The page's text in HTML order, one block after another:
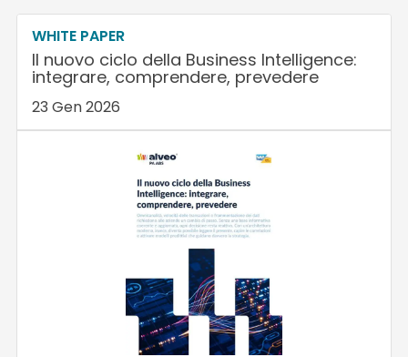
WHITE PAPER
Il nuovo ciclo della Business Intelligence:
integrare, comprendere, prevedere
23 Gen 2026